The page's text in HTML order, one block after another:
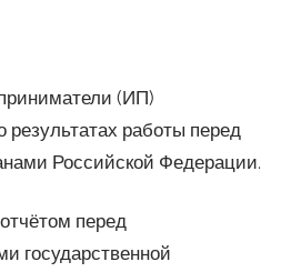
(ИП)
работы перед
Российской Федерации.
перед
государственной